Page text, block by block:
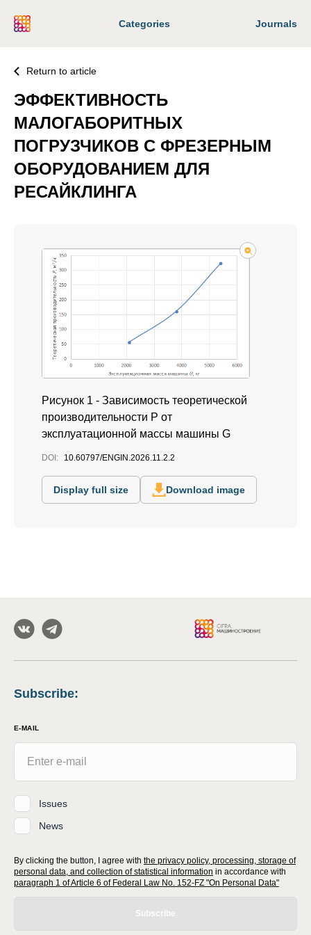
Categories Journals
Return to article
ЭФФЕКТИВНОСТЬ
МАЛОГАБОРИТНЫХ
ПОГРУЗЧИКОВ С ФРЕЗЕРНЫМ
ОБОРУДОВАНИЕМ ДЛЯ
РЕСАЙКЛИНГА
Рисунок 1 - Зависимость теоретической
производительности P от
эксплуатационной массы машины G
DOI: 10.60797/ENGIN.2026.11.2.2
Display full size Download image
Subscribe:
E-MAIL
Issues
News
By clicking the button, I agree with the privacy policy, processing, storage of
personal data, and collection of statistical information in accordance with
paragraph 1 of Article 6 of Federal Law No. 152-FZ "On Personal Data"
Subscribe